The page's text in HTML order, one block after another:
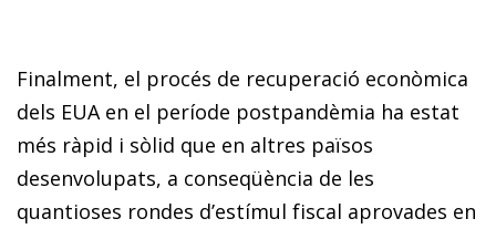
Finalment, el procés de recuperació econòmica
dels EUA en el període postpandèmia ha estat
més ràpid i sòlid que en altres països
desenvolupats, a conseqüència de les
quantioses rondes d’estímul fiscal aprovades en